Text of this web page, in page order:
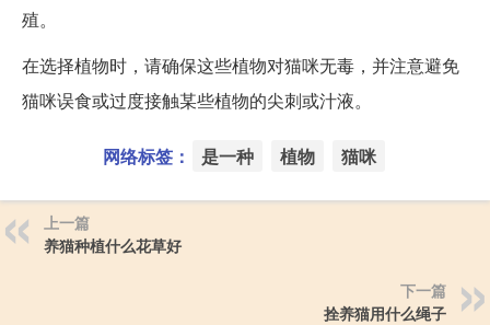
殖。
在选择植物时，请确保这些植物对猫咪无毒，并注意避免
猫咪误食或过度接触某些植物的尖刺或汁液。
网络标签： 是一种 植物 猫咪
上一篇
养猫种植什么花草好
下一篇
拴养猫用什么绳子